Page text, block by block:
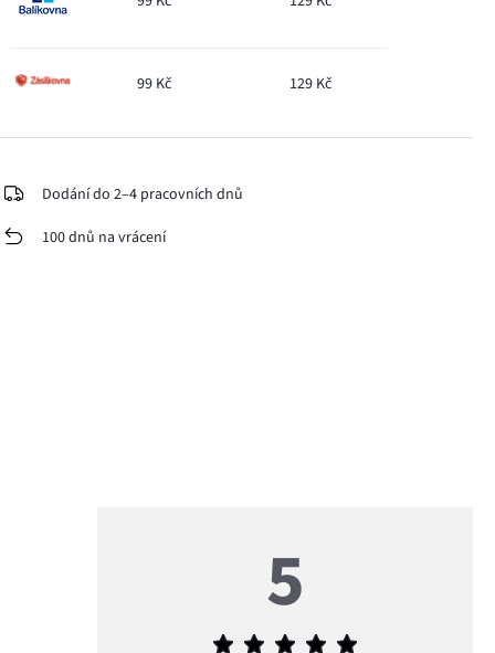
99 Kč 129 Kč
Dodání do 2–4 pracovních dnů
100 dnů na vrácení
5
Průměrné